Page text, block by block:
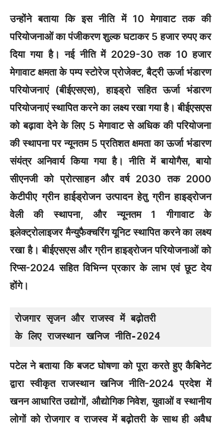
उन्होंने बताया कि इस नीति में 10 मेगावाट तक की
परियोजनाओं का पंजीकरण शुल्क घटाकर 5 हजार रुपए कर
दिया गया है। नई नीति में 2029-30 तक 10 हजार
मेगावाट क्षमता के पम्प स्टोरेज प्रोजेक्ट, बैट्री ऊर्जा भंडारण
परियोजनाएं (बीईएसएस), हाइड्रो सहित ऊर्जा भंडारण
परियोजनाएं स्थापित करने का लक्ष्य रखा गया है। बीईएसएस
को बढ़ावा देने के लिए 5 मेगावाट से अधिक की परियोजना
की स्थापना पर न्यूनतम 5 प्रतिशत क्षमता का ऊर्जा भंडारण
संयंत्र अनिवार्य किया गया है। नीति में बायोगैस, बायो
सीएनजी को प्रोत्साहन और वर्ष 2030 तक 2000
केटीपीए ग्रीन हाईड्रोजन उत्पादन हेतु ग्रीन हाइड्रोजन
वेली की स्थापना, और न्यूनतम 1 गीगावाट के
इलेक्ट्रोलाइजर मैन्युफैक्चरिंग यूनिट स्थापित करने का लक्ष्य
रखा है। बीईएसएस और ग्रीन हाइड्रोजन परियोजनाओं को
रिप्स-2024 सहित विभिन्न प्रकार के लाभ एवं छूट देय
होंगे।
रोजगार सृजन और राजस्व में बढ़ोतरी
के लिए राजस्थान खनिज नीति-2024
पटेल ने बताया कि बजट घोषणा को पूरा करते हुए कैबिनेट
द्वारा स्वीकृत राजस्थान खनिज नीति-2024 प्रदेश में
खनन आधारित उद्योगों, औद्योगिक निवेश, युवाओं व स्थानीय
लोगों को रोजगार व राजस्व में बढ़ोतरी के साथ ही अवैध